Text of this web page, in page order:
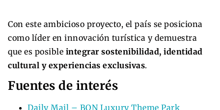
Con este ambicioso proyecto, el país se posiciona
como líder en innovación turística y demuestra
que es posible integrar sostenibilidad, identidad
cultural y experiencias exclusivas.
Fuentes de interés
Daily Mail – BON Luxury Theme Park